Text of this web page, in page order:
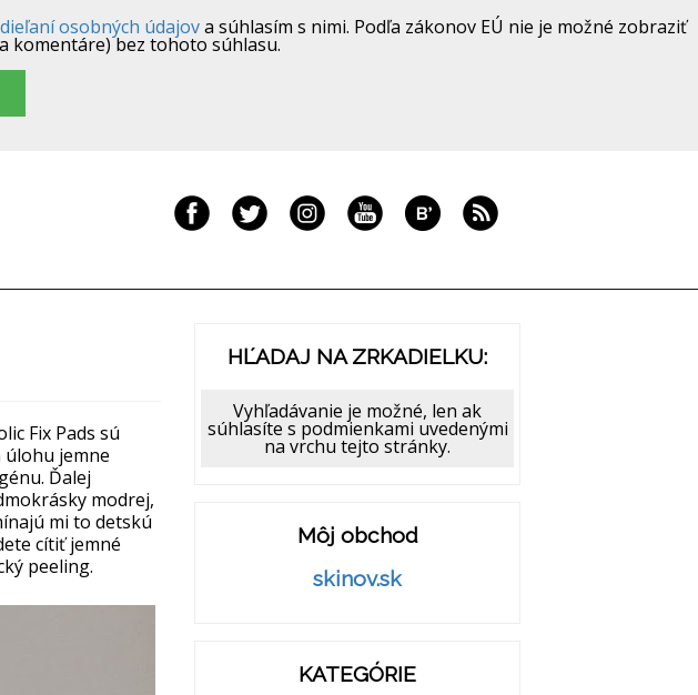
osobných údajova súhlasím s nimi. Podľa zákonov EÚ nie je možné zobraziť
komentáre) bez tohoto súhlasu.
Fix Pads sú
jemne
Ďalej
modrej,
mi to detskú
cítiť jemné
peeling.
HĽADAJ NA ZRKADIELKU:
Vyhľadávanie je možné, len ak
súhlasíte s podmienkami uvedenými
na vrchu tejto stránky.
Môj obchod
skinov.sk
KATEGÓRIE